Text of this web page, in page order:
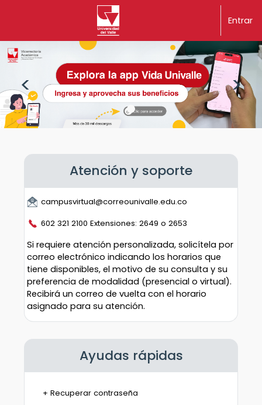
Salta al contenido principal
Entrar
Anterior
Atención y soporte
campusvirtual@correounivalle.edu.co
602 321 2100 Extensiones: 2649 o 2653
Si requiere atención personalizada, solicítela por
correo electrónico indicando los horarios que
tiene disponibles, el motivo de su consulta y su
preferencia de modalidad (presencial o virtual).
Recibirá un correo de vuelta con el horario
asignado para su atención.
Ayudas rápidas
Recuperar contraseña